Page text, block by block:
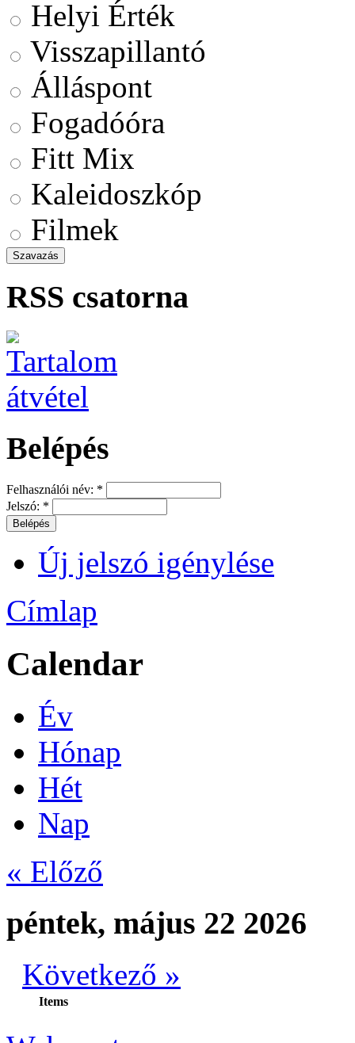
Helyi Érték
Visszapillantó
Álláspont
Fogadóóra
Fitt Mix
Kaleidoszkóp
Filmek
RSS csatorna
Belépés
Felhasználói név: *
Jelszó: *
Új jelszó igénylése
Címlap
Calendar
Év
Hónap
Hét
Nap
« Előző
péntek, május 22 2026
Következő »
Items